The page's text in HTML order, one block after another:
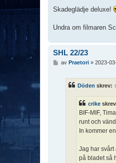
l
g
Skadeglädje deluxe!
Undra om filmaren
SHL 22/23
av Praetori» 2023-
Döden skrev: ↑
crike
BIF-MIF,
runt och
In kommer
Jag har svårt
på bladet så